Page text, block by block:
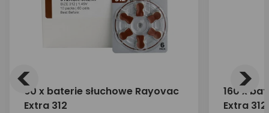
60 x baterie słuchowe Rayovac
Extra 312
160 x
Extra 312
< >